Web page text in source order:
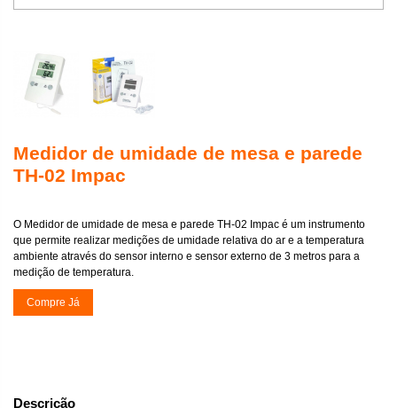
Medidor de umidade de mesa e parede
TH-02 Impac
O Medidor de umidade de mesa e parede TH-02 Impac é um instrumento
que permite realizar medições de umidade relativa do ar e a temperatura
ambiente através do sensor interno e sensor externo de 3 metros para a
medição de temperatura.
Compre Já
Descrição